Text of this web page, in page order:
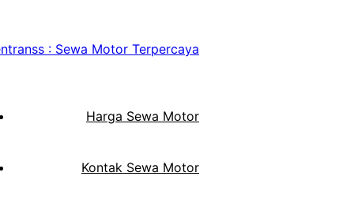
Harga Sewa Motor
Kontak Sewa Motor